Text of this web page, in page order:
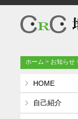
ホーム > お知らせ
HOME
自己紹介